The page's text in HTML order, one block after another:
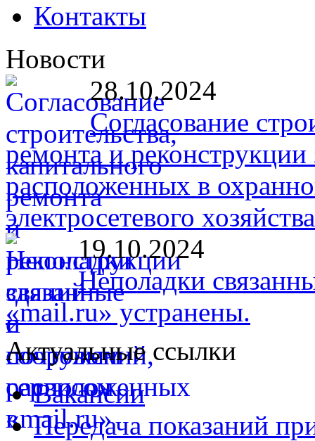
Контакты
Новости
28.10.2024
Согласование
ремонта и
расположенных в
электросетевого
19.10.2024
Неполадки
«mail.ru» устранены.
Актуальные ссылки
Вакансии
Передача показаний